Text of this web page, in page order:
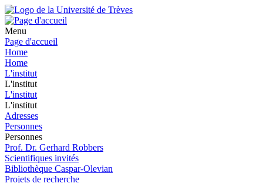
Menu
Page d'accueil
Home
Home
L'institut
L'institut
L'institut
L'institut
Adresses
Personnes
Personnes
Prof. Dr. Gerhard Robbers
Scientifiques invités
Bibliothèque Caspar-Olevian
Projets de recherche